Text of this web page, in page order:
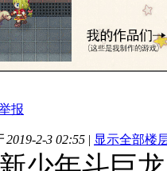
报
2019-2-3 02:55 | 显示全部楼